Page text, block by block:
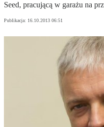
Seed, pracującą w garażu na
Publikacja: 16.10.2013 06:51